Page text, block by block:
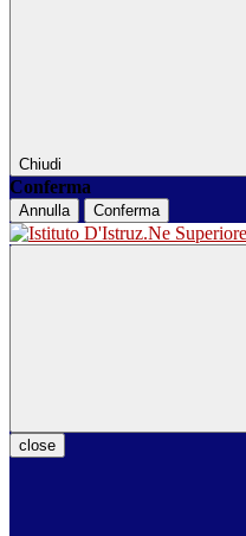
Chiudi
Conferma
Annulla Conferma
close